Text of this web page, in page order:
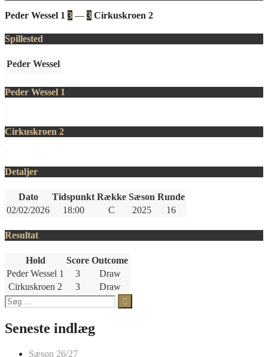
Peder Wessel 1 3 — 3 Cirkuskroen 2
Spillested
Peder Wessel
Peder Wessel 1
Cirkuskroen 2
Detaljer
Dato Tidspunkt Række Sæson Runde
02/02/2026
18:00 C 2025 16
Resultat
Hold Score Outcome
Peder Wessel 1
3
Draw
Cirkuskroen 2
3
Draw
Søg
efter:
Seneste indlæg
Sæson 26/27